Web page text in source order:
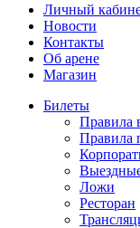
Личный
Новости
Контакты
Об арене
Магазин
Билеты
Правила
Правила
Ложи
Ресторан